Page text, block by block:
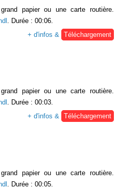
grand papier ou une carte routière.
. Durée : 00:06.
+ d'infos &
Téléchargement
papier ou une carte routière.
. Durée : 00:03.
+ d'infos & Téléchargement
papier ou une carte routière.
. Durée : 00:05.